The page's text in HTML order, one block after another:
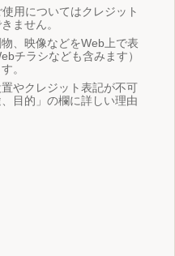
用についてはクレジット
ません。
、映像などをWeb上で表
チラシなども含みます）
。
やクレジット表記が不可
目的」の欄に詳しい理由